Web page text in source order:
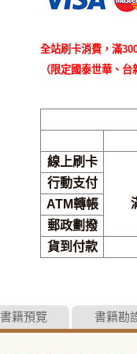
全站刷卡消費，滿
（限定國泰世華、
線上刷卡
行動支付
ATM轉帳
郵政劃撥
貨到付款
書籍預覽 書籍勘